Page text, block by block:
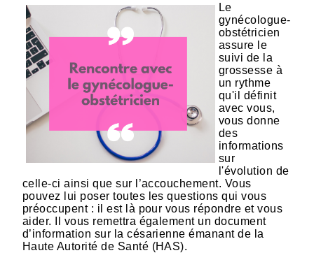
Le
gynécologue-
obstétricien
assure le
suivi de la
grossesse à
un rythme
qu'il définit
avec vous,
vous donne
des
informations
sur
l'évolution de
celle-ci ainsi que sur l’accouchement. Vous
pouvez lui poser toutes les questions qui vous
préoccupent : il est là pour vous répondre et vous
aider. Il vous remettra également un document
d’information sur la césarienne émanant de la
Haute Autorité de Santé (HAS).